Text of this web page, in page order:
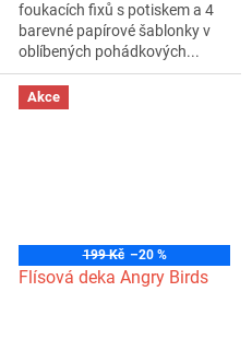
foukacích fixů s potiskem a 4
barevné papírové šablonky v
oblíbených pohádkových...
Akce
199 Kč –20 %
Flísová deka Angry Birds